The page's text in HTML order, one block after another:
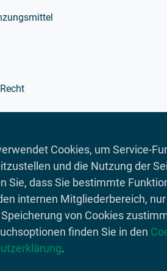
Cookies, um Service-
und die Nutzung der
Sie, dass Sie bestimmte
internen Mitgliederbereich,
von Cookies
finden Sie in den
.
Deutschland